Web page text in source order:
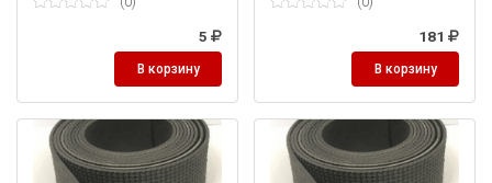
5
В корзину
181
В корзину